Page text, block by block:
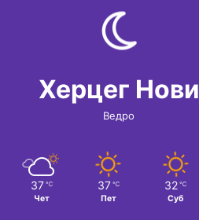
Херцег Нови
Ведро
37 ℃
Чет
37 ℃
Пет
32 ℃
Суб